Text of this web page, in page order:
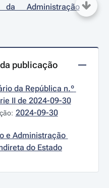
Administração
publicação
da República n.º
II de 2024-09-30
2024-09-30
e Administração
do Estado